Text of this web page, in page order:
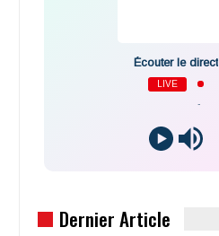
Écouter le direct
LIVE
Dernier Article